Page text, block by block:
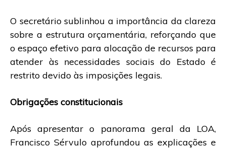
O secretário sublinhou a importância da clareza
sobre a estrutura orçamentária, reforçando que
o espaço efetivo para alocação de recursos para
atender às necessidades sociais do Estado é
restrito devido às imposições legais.
Obrigações constitucionais
Após apresentar o panorama geral da LOA,
Francisco Sérvulo aprofundou as explicações e